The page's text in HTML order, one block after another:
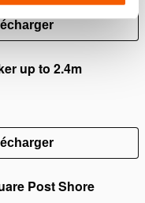
up to 2.4m
Post Shore